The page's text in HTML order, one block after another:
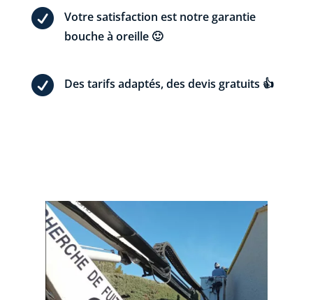

Votre satisfaction est notre garantie
bouche à oreille 🙂
 Des tarifs adaptés, des devis gratuits 👍